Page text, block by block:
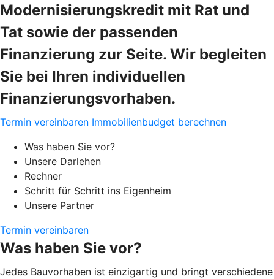
Modernisierungskredit mit Rat und
Tat sowie der passenden
Finanzierung zur Seite. Wir begleiten
Sie bei Ihren individuellen
Finanzierungsvorhaben.
Termin vereinbaren Immobilienbudget berechnen
Was haben Sie vor?
Unsere Darlehen
Rechner
Schritt für Schritt ins Eigenheim
Unsere Partner
Termin vereinbaren
Was haben Sie vor?
Jedes Bauvorhaben ist einzigartig und bringt verschiedene